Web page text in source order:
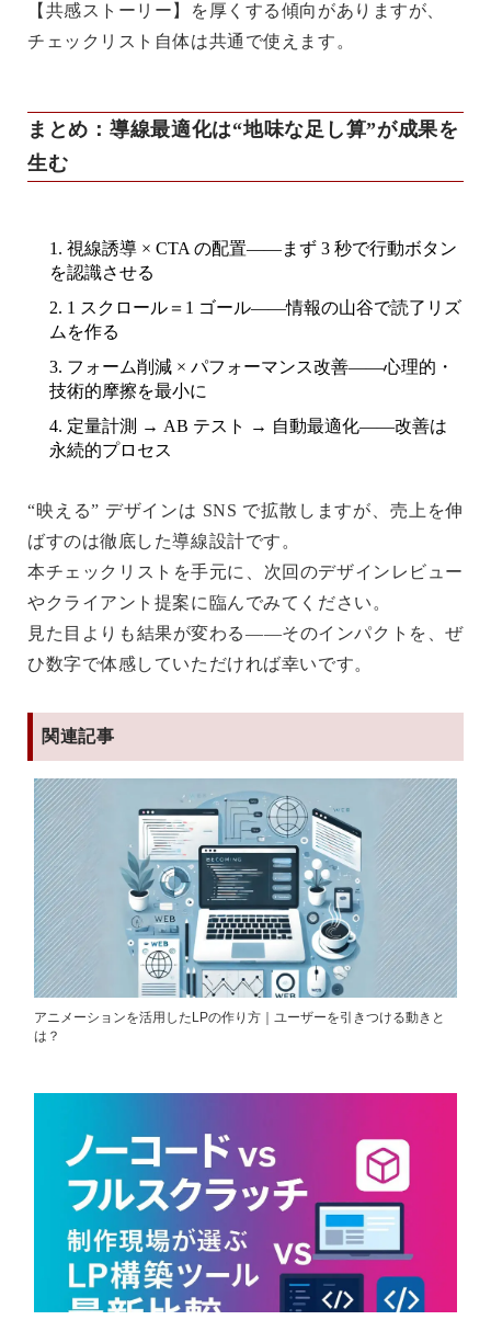
【共感ストーリー】を厚くする傾向がありますが、
チェックリスト自体は共通で使えます。
まとめ：導線最適化は“地味な足し算”が成果を
生む
視線誘導 × CTA の配置――まず 3 秒で行動ボタン
を認識させる
1 スクロール＝1 ゴール――情報の山谷で読了リズ
ムを作る
フォーム削減 × パフォーマンス改善――心理的・
技術的摩擦を最小に
定量計測 → AB テスト → 自動最適化――改善は
永続的プロセス
“映える” デザインは SNS で拡散しますが、 売上を伸
ばすのは徹底した導線設計です。
本チェックリストを手元に、次回のデザインレビュー
やクライアント提案に臨んでみてください。
見た目よりも結果が変わる――そのインパクトを、ぜ
ひ数字で体感していただければ幸いです。
関連記事
アニメーションを活用したLPの作り方｜ユーザーを引きつける動きと
は？